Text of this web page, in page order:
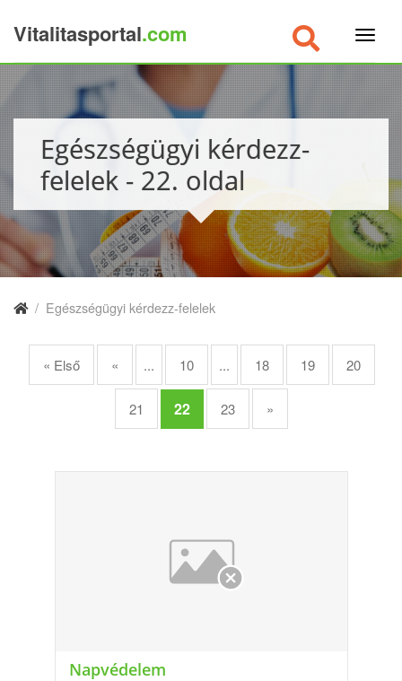
Vitalitasportal.com
Egészségügyi kérdezz-
felelek - 22. oldal
/ Egészségügyi kérdezz-felelek
« Első « ... 10 ... 18 19 20
21 22 23 »
Napvédelem
×